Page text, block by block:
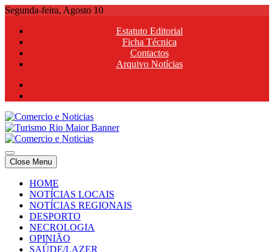
Skip
content
Segunda-feira, Agosto 10
Estatuto Editorial
Ficha Técnica
Contactos
Arquivo Notícias
Comercio e Noticias
Notícias e Publicidade Online
Comercio e Noticias
Notícias e Publicidade Online
Close Menu
HOME
NOTÍCIAS LOCAIS
NOTÍCIAS REGIONAIS
DESPORTO
NECROLOGIA
OPINIÃO
SAÚDE/LAZER